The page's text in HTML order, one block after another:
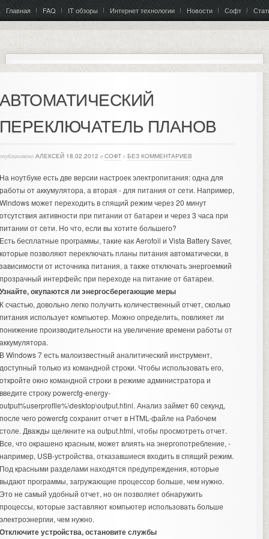
Главная FAQ IT обзоры Интернет технологии Новости Софт
ПЛАНОВ
АЛЕКСЕЙ 18.02.2012 в СОФТ с БЕЗ КОММЕНТАРИЕВ
ноутбуке есть две версии настроек электропитания: одна для
от аккумулятора, а вторая - для питания от сети. Например,
может переходить в спящий режим через 20 минут
активности при питании от батареи и через 3 часа при
от сети. Но что, если вы хотите большего?
бесплатные программы, такие как Aerofoil и Vista Battery Saver,
позволяют переключать планы питания автоматически, в
от источника питания, а также отключать энергоемкий
интерфейс при переходе на питание от батареи.
окупаются ли энергосберегающие меры
счастью, довольно легко получить количественный отчет, сколько
использует компьютер. Можно определить, повлияет ли
производительности на увеличение времени работы от
Windows 7 есть малоизвестный аналитический инструмент,
только из командной строки. Чтобы использовать его,
окно командной строки в режиме администратора и
строку powercfg-energy-
Анализ займет 60 секунд,
чего powercfg сохранит отчет в HTML-файле на Рабочем
Дважды щелкните на output.html, чтобы просмотреть отчет.
что окрашено красным, может влиять на энергопотребление, -
USB-устройства, отказавшиеся входить в спящий режим.
красными разделами находятся предупреждения, которые
программы, загружающие процессор больше, чем нужно.
не самый удобный отчет, но он позволяет обнаружить
которые заставляют компьютер использовать больше
чем нужно.
устройства, остановите службы